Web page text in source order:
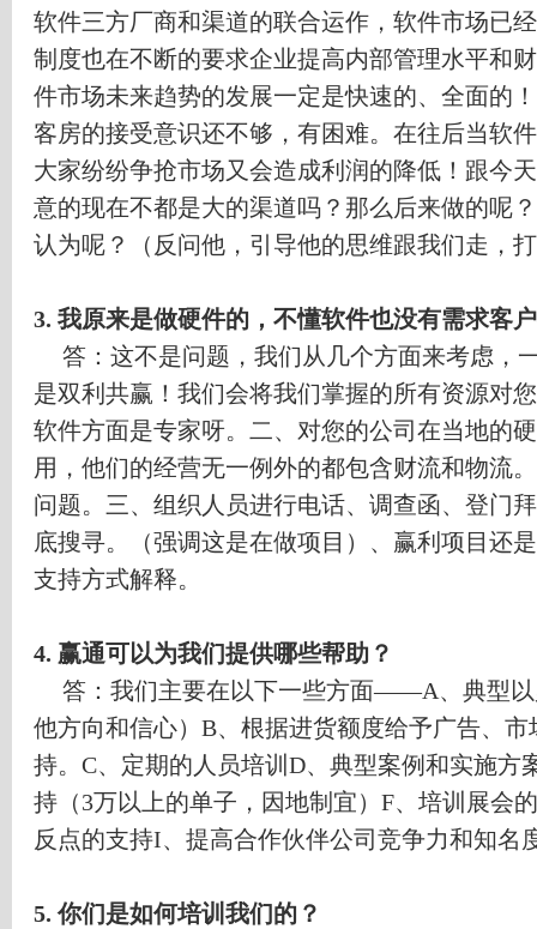
软件三方厂商和渠道的联合运作，软件市场已
制度也在不断的要求企业提高内部管理水平和
件市场未来趋势的发展一定是快速的、全面的
客房的接受意识还不够，有困难。在往后当软
大家纷纷争抢市场又会造成利润的降低！跟今
意的现在不都是大的渠道吗？那么后来做的呢
认为呢？（反问他，引导他的思维跟我们走，
3. 我原来是做硬件的，不懂软件也没有需求客
答：这不是问题，我们从几个方面来考虑，
是双利共赢！我们会将我们掌握的所有资源对
软件方面是专家呀。二、对您的公司在当地的
用，他们的经营无一例外的都包含财流和物流
问题。三、组织人员进行电话、调查函、登门
底搜寻。（强调这是在做项目）、赢利项目还
支持方式解释。
4. 赢通可以为我们提供哪些帮助？
答：我们主要在以下一些方面——A、典型
他方向和信心） B、根据进货额度给予广告、
持。 C、定期的人员培训 D、典型案例和实施方
持（3万以上的单子，因地制宜） F、培训展会
反点的支持I、提高合作伙伴公司竞争力和知名
5.你们是如何培训我们的？